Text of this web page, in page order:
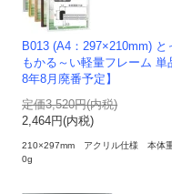
B013 (A4：297×210mm) と
もかる～い軽量フレーム 単
8年8月廃番予定】
定価3,520円(内税)
2,464円(内税)
210×297mm アクリル仕様 本体
0g